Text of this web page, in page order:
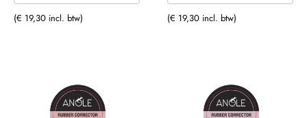
(€ 19,30 incl. btw) (€ 19,30 incl. btw)